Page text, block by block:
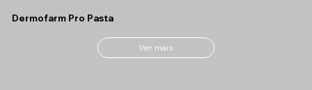
Dermofarm Pro Pasta
Ver mais